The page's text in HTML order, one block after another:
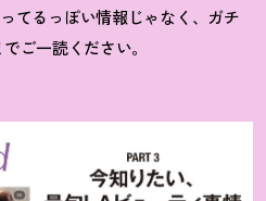
てるっぽい情報じゃなく、ガチ
ご一読ください。